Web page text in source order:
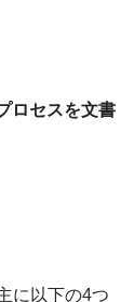
ロセスを文書
に以下の4つ